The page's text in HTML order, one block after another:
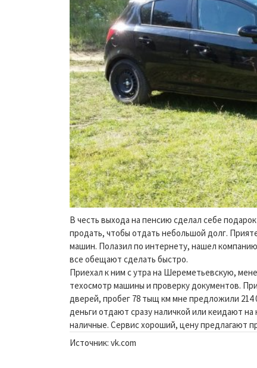
В честь выхода на пенсию сделал себе
продать, чтобы отдать небольшой долг.
машин. Полазил по интернету, нашел
все обещают сделать быстро.
Приехал к ним с утра на Шереметьевскую,
техосмотр машины и проверку документов.
дверей, пробег 78 тыщ км мне предложили
деньги отдают сразу наличкой или кеидают
наличные. Сервис хороший, цену предлагают
Источник: vk.com